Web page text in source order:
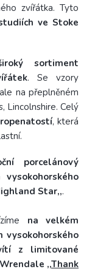
zvířátka. Tyto
ve Stoke
sortiment
. Se vzory
na přeplněném
Lincolnshire. Celý
, která
porcelánový
Star,,.
na velkém
vysokohorského
z limitované
,,Thank